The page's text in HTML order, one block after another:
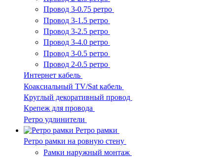
Провод 3-0.75 ретро
Провод 3-1.5 ретро
Провод 3-2.5 ретро
Провод 3-4.0 ретро
Провод 3-0.5 ретро
Провод 2-0.5 ретро
Интернет кабель
Коаксиальный TV/Sat кабель
Круглый декоративный провод
Крепеж для провода
Ретро удлинители
Ретро рамки
Ретро рамки на ровную стену
Рамки наружный монтаж